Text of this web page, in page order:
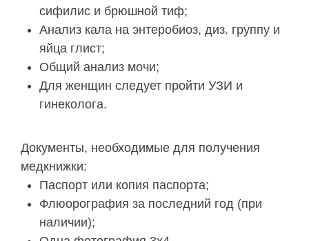
сифилис и брюшной тиф;
Анализ кала на энтеробиоз, диз. группу и
яйца глист;
Общий анализ мочи;
Для женщин следует пройти УЗИ и
гинеколога.
Документы, необходимые для получения
медкнижки:
Паспорт или копия паспорта;
Флюорография за последний год (при
наличии);